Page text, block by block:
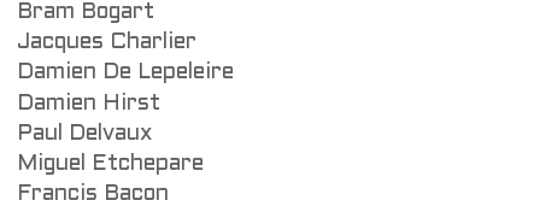
Bram Bogart
Jacques Charlier
Damien De Lepeleire
Damien Hirst
Paul Delvaux
Miguel Etchepare
Francis Bacon